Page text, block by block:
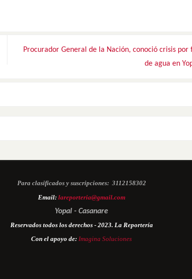
Procurador General de la Nación, conoció crisis por
de agua en
Para clasificados y suscripciones: 3112158302
Email: lareporteria@gmail.com
Yopal - Casanare
Reservados todos los derechos - 2023. La Reportería
Con el apoyo de: Imagina Soluciones